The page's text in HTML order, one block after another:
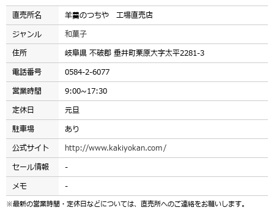
直売所名
羊羹のつちや 工場直売店
ジャンル
和菓子
住所
岐阜県 不破郡 垂井町栗原大字太平2281-3
電話番号
0584-2-6077
営業時間
9:00~17:30
定休日
元旦
駐車場
あり
公式サイト
http://www.kakiyokan.com/
セール情報
-
メモ
-
※最新の営業時間・定休日などについては、直売所へのご連絡をお願いします。